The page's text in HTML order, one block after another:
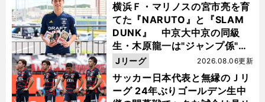
横浜Ｆ・マリノスの宮市亮を育
てた『NARUTO』と『SLAM
DUNK』 中京大中京の同級
生・木原龍一は"ジャンプ係"だ
った
サッカー日本代表と無縁のＪリ
ーグ 24年ぶりゴールデン生中
2026.08.06更新
Jリーグ